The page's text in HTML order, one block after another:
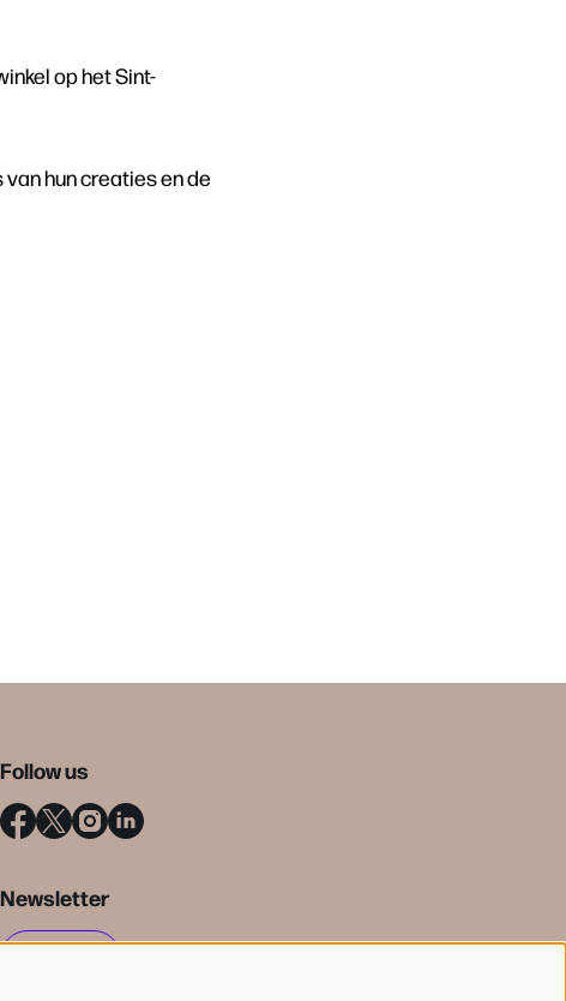
op het Sint-
hun creaties en de
Follow us
Newsletter